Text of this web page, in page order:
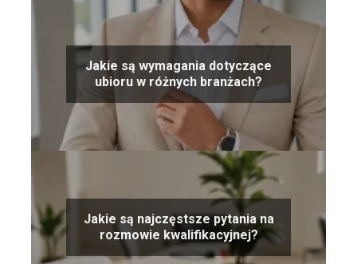
Jakie są wymagania dotyczące
ubioru w różnych branżach?
Jakie są najczęstsze pytania na
rozmowie kwalifikacyjnej?